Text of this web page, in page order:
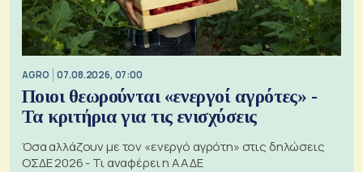
AGRO 07.08.2026, 07:00
Ποιοι θεωρούνται «ενεργοί αγρότες» -
Τα κριτήρια για τις ενισχύσεις
Όσα αλλάζουν με τον «ενεργό αγρότη» στις δηλώσεις
ΟΣΔΕ 2026 - Τι αναφέρει η ΑΑΔΕ